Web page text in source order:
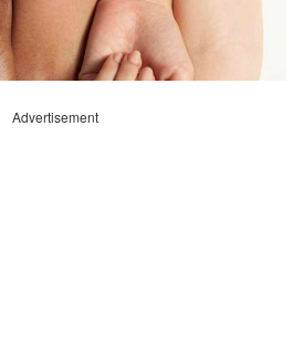
Advertisement